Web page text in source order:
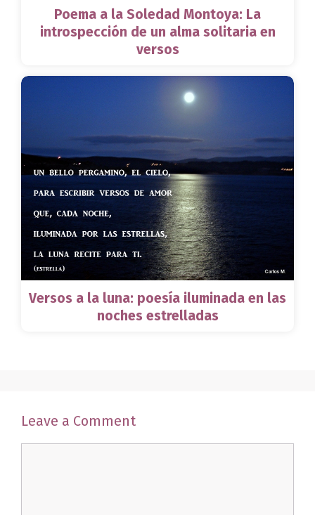
Poema a la Soledad Montoya: La
introspección de un alma solitaria en
versos
Versos a la luna: poesía iluminada en las
noches estrelladas
Leave a Comment